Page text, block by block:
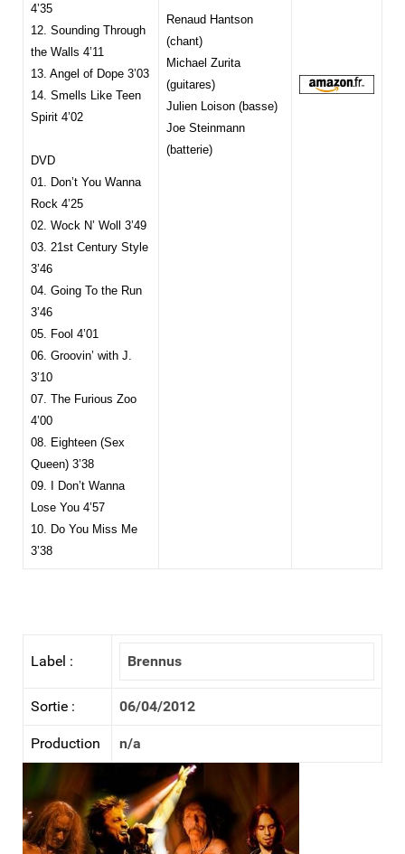
4’35
12. Sounding Through
the Walls 4’11
13. Angel of Dope 3’03
14. Smells Like Teen
Spirit 4’02
DVD
01. Don’t You Wanna
Rock 4’25
02. Wock N’ Woll 3’49
03. 21st Century Style
3’46
04. Going To the Run
3’46
05. Fool 4’01
06. Groovin’ with J.
3’10
07. The Furious Zoo
4’00
08. Eighteen (Sex
Queen) 3’38
09. I Don’t Wanna
Lose You 4’57
10. Do You Miss Me
3’38
Renaud Hantson
(chant)
Michael Zurita
(guitares)
Julien Loison (basse)
Joe Steinmann
(batterie)
Label : Brennus
Sortie : 06/04/2012
Production n/a